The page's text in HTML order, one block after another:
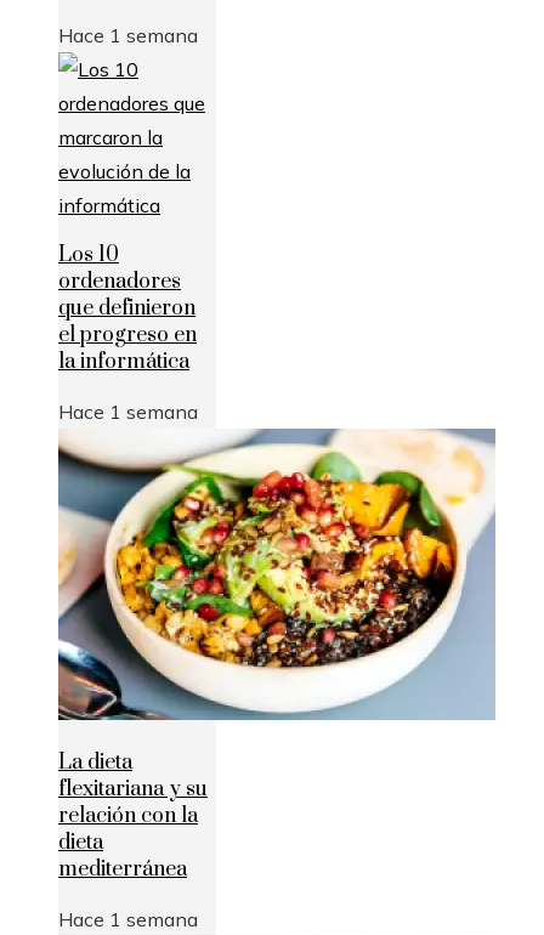
Hace 1 semana
Los 10
ordenadores
que definieron
el progreso en
la informática
Hace 1 semana
La dieta
flexitariana y su
relación con la
dieta
mediterránea
Hace 1 semana